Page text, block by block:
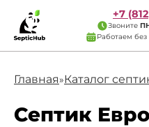
+7
Звоните
Работаем
Главная»Каталог
Септик